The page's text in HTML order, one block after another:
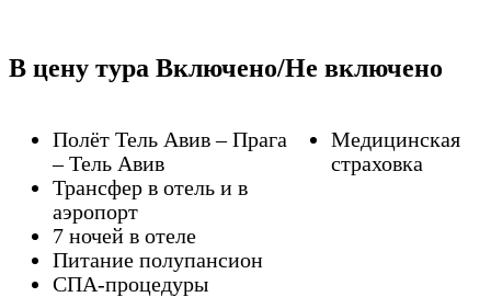
В цену тура Включено/Не включено
Полёт Тель Авив – Прага
– Тель Авив
Трансфер в отель и в
аэропорт
7 ночей в отеле
Питание полупансион
СПА-процедуры
Медицинская
страховка